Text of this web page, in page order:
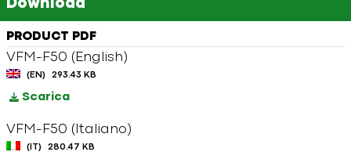
Download
PRODUCT PDF
VFM-F50 (English)
(EN) 293.43 KB
Scarica
VFM-F50 (Italiano)
(IT) 280.47 KB